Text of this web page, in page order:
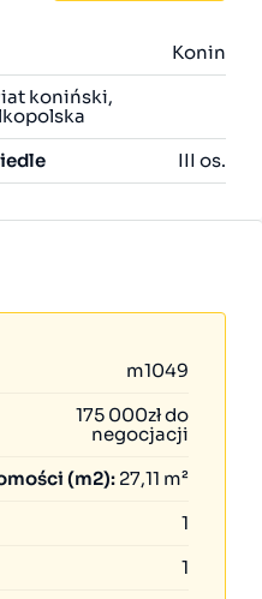
Konin
koniński,
III os.
m1049
175 000zł do
negocjacji
(m2): 27,11 m²
1
1